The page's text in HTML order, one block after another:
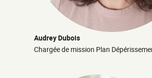
Audrey Dubois
Chargée de mission Plan